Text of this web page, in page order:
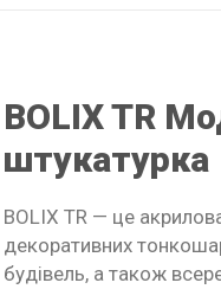
BOLIX TR
штукатурка
BOLIX TR — це
декоративних
будівель, а також